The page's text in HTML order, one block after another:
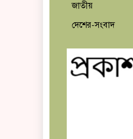
জাতীয়
দেশের-সংবাদ